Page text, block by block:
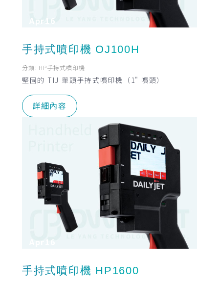
Apr16
手持式噴印機 OJ100H
分類: HP手持式噴印機
堅固的 TIJ 單頭手持式噴印機（1" 噴頭）
詳細內容
Apr 16
手持式噴印機 HP1600